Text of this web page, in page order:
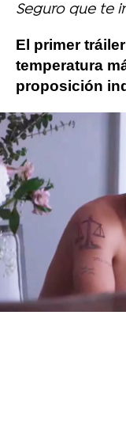
Seguro que te
El primer
temperatura
proposición
Más sobre este
Dylan Sprouse